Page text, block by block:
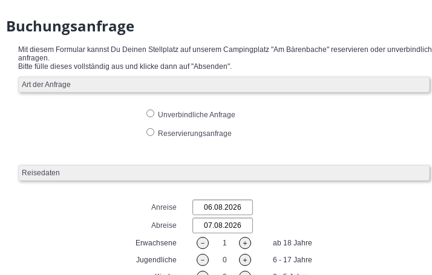
Buchungsanfrage
Mit diesem Formular kannst Du Deinen Stellplatz auf unserem Campingplatz "Am Bärenbache" reservieren oder unverbindlich
anfragen.
Bitte fülle dieses vollständig aus und klicke dann auf "Absenden".
Art der Anfrage
Unverbindliche Anfrage
Reservierungsanfrage
Reisedaten
Anreise
Abreise
Erwachsene － 1 ＋
ab 18 Jahre
Jugendliche
－ 0 ＋
6 - 17 Jahre